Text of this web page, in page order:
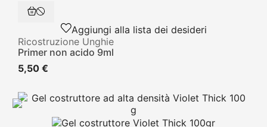
Aggiungi alla lista dei desideri
Ricostruzione Unghie
Primer non acido 9ml
5,50 €